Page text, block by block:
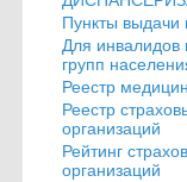
Пункты
Для инвалидов
групп
Реестр
Реестр
организаций
Рейтинг
организаций